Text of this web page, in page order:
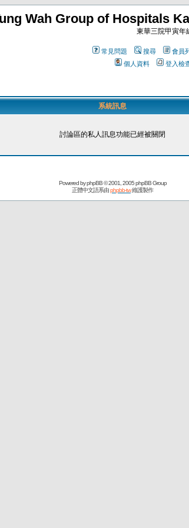
Wah Group of Hospitals
東華三院甲寅年
常見問題 搜尋 會員
個人資料
登入檢
系統訊息
討論區的私人訊息功能已經被關閉
Powered byphpBB© 2001, 2005 phpBB Group
正體中文語系由phpbb-tw維護製作